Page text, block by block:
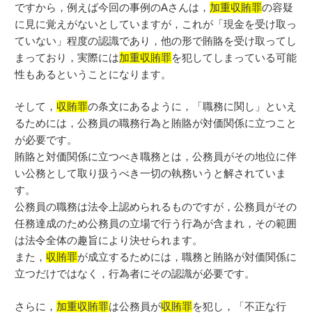
ですから，例えば今回の事例のAさんは， 加重収賄罪の容疑
に見に覚えがないとしていますが，これが「現金を受け取っ
ていない」程度の認識であり，他の形で賄賂を受け取ってし
まっており，実際には加重収賄罪を犯してしまっている可能
性もあるということになります。
そして， 収賄罪の条文にあるように，「職務に関し」といえ
るためには，公務員の職務行為と賄賂が対価関係に立つこと
が必要です。
賄賂と対価関係に立つべき職務とは，公務員がその地位に伴
い公務として取り扱うべき一切の執務いうと解されていま
す。
公務員の職務は法令上認められるものですが，公務員がその
任務達成のため公務員の立場で行う行為が含まれ，その範囲
は法令全体の趣旨により決せられます。
また， 収賄罪が成立するためには，職務と賄賂が対価関係に
立つだけではなく，行為者にその認識が必要です。
さらに， 加重収賄罪は公務員が収賄罪を犯し，「不正な行